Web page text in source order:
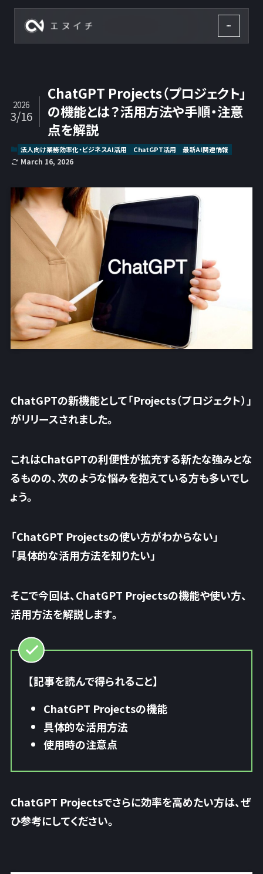
ChatGPT Projects（プロジェクト」
の機能とは？活用方法や手順・注意
点を解説
2026
3/16
法人向け業務効率化・ビジネスAI活用 ChatGPT活用 最新AI関連情報
March 16, 2026
ChatGPTの新機能として「Projects（プロジェクト）」
がリリースされました。
これはChatGPTの利便性が拡充する新たな強みとな
るものの、次のような悩みを抱えている方も多いでし
ょう。
「ChatGPT Projectsの使い方がわからない」
「具体的な活用方法を知りたい」
そこで今回は、ChatGPT Projectsの機能や使い方、
活用方法を解説します。
【記事を読んで得られること】
ChatGPT Projectsの機能
具体的な活用方法
使用時の注意点
ChatGPT Projectsでさらに効率を高めたい方は、ぜ
ひ参考にしてください。